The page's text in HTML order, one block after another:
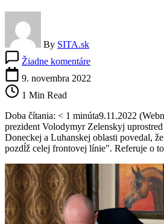
By SITA.sk
Žiadne komentáreNa
východe
trvajú
zúrivé
boje
a
Rusi
utrpeli
mimoriadne
veľké
straty
(video)
9. novembra 2022
1 Min Read
Doba čítania: < 1 minúta9.11.2022
prezident Volodymyr Zelenskyj
Doneckej a Luhanskej oblasti povedal,
pozdĺž celej frontovej línie". Referuje o